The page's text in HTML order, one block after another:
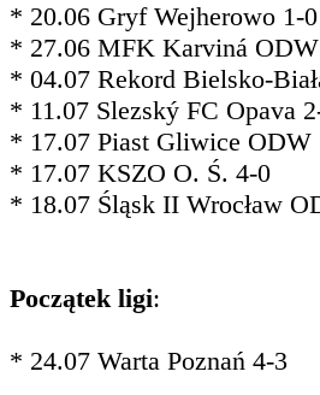
* 20.06 Gryf Wejherowo 1-0
* 27.06 MFK Karviná ODW
* 04.07 Rekord Bielsko-
* 11.07 Slezský FC Opava
* 17.07 Piast Gliwice ODW
* 17.07 KSZO O. Ś. 4-0
* 18.07 Śląsk II Wrocław
Początek ligi:
* 24.07 Warta Poznań 4-3